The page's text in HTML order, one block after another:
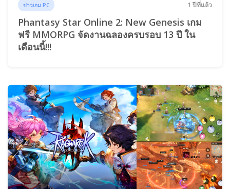
ข่าวเกม PC 1 ปีที่แล้ว
Phantasy Star Online 2: New Genesis เกม
ฟรี MMORPG จัดงานฉลองครบรอบ 13 ปี ใน
เดือนนี้!!!